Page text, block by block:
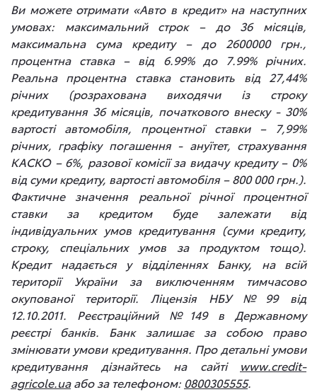
Ви можете отримати «Авто в кредит» на наступних
умовах: максимальний строк – до 36 місяців,
максимальна сума кредиту – до 2600000 грн.,
процентна ставка – від 6.99% до 7.99% річних.
Реальна процентна ставка становить від 27,44%
річних (розрахована виходячи із строку
кредитування 36 місяців, початкового внеску - 30%
вартості автомобіля, процентної ставки – 7,99%
річних, графіку погашення - ануїтет, страхування
КАСКО – 6%, разової комісії за видачу кредиту – 0%
від суми кредиту, вартості автомобіля – 800 000 грн.).
Фактичне значення реальної річної процентної
ставки за кредитом буде залежати від
індивідуальних умов кредитування (суми кредиту,
строку, спеціальних умов за продуктом тощо).
Кредит надається у відділеннях Банку, на всій
території України за виключенням тимчасово
окупованої території. Ліцензія НБУ №99 від
12.10.2011. Реєстраційний №149 в Державному
реєстрі банків. Банк залишає за собою право
змінювати умови кредитування. Про детальні умови
кредитування дізнайтесь на сайті www.credit-
agricole.uaабо за телефоном: 0800305555.